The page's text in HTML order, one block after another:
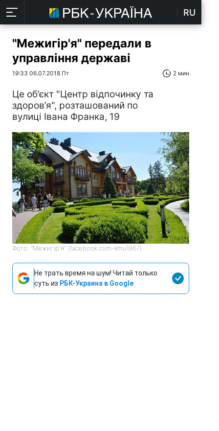
RU
"Межигір'я" передали в
управління державі
19:33 06.07.2018 Пт 2 мин
Це об’єкт "Центр відпочинку та
здоров’я", розташований по
вулиці Івана Франка, 19
Фото: "Межигір'я" (facebook.com-kmu1967)
Не трать время на шум! Читай только
суть из РБК-Украина в Google